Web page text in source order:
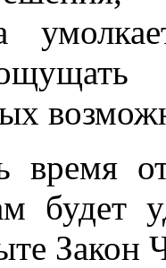
время
будет
Закон